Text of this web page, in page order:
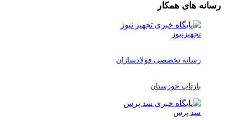
رسانه های همکار
تجهیزنیوز
رسانه تخصصی فولادسازان
بازتاب خوزستان
سد پرس